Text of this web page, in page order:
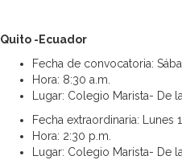
Quito -Ecuador
Fecha de convocatoria:
Hora: 8:30 a.m.
Lugar: Colegio Marista- De
Fecha extraordinaria: Lunes
Hora: 2:30 p.m.
Lugar: Colegio Marista- De